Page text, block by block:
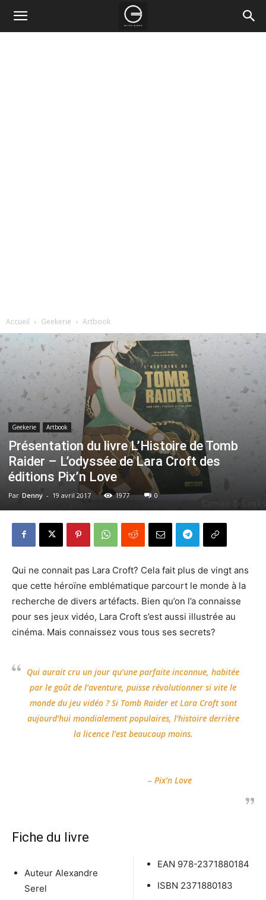
Accueil Geekerie Artbook
Geekerie Artbook
Présentation du livre L’Histoire de Tomb
Raider – L’odyssée de Lara Croft des
éditions Pix’n Love
Par Denny - 19 avril 2017 1977 0
Qui ne connait pas Lara Croft? Cela fait plus de vingt ans
que cette héroïne emblématique parcourt le monde à la
recherche de divers artéfacts. Bien qu’on l’a connaisse
pour ses jeux vidéo, Lara Croft s’est aussi illustrée au
cinéma. Mais connaissez vous tous ses secrets?
Qui aurait cru un jour qu’une parfaite inconnue, habitée
par le goût de l’aventure, puisse révolutionner si vite le
monde du jeu vidéo ? Si Tomb Raideret Lara Croft sont
aujourd’hui mondialement populaires, l’histoire derrière
la licence l’est beaucoup moins.
– Pix’n Love
Fiche du livre
Auteur Alexandre
Serel
EAN 978-2371880184
ISBN 2371880183